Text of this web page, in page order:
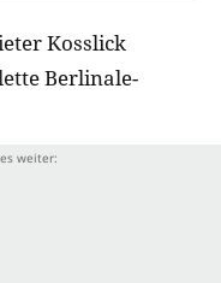
Kosslick
Berlinale-